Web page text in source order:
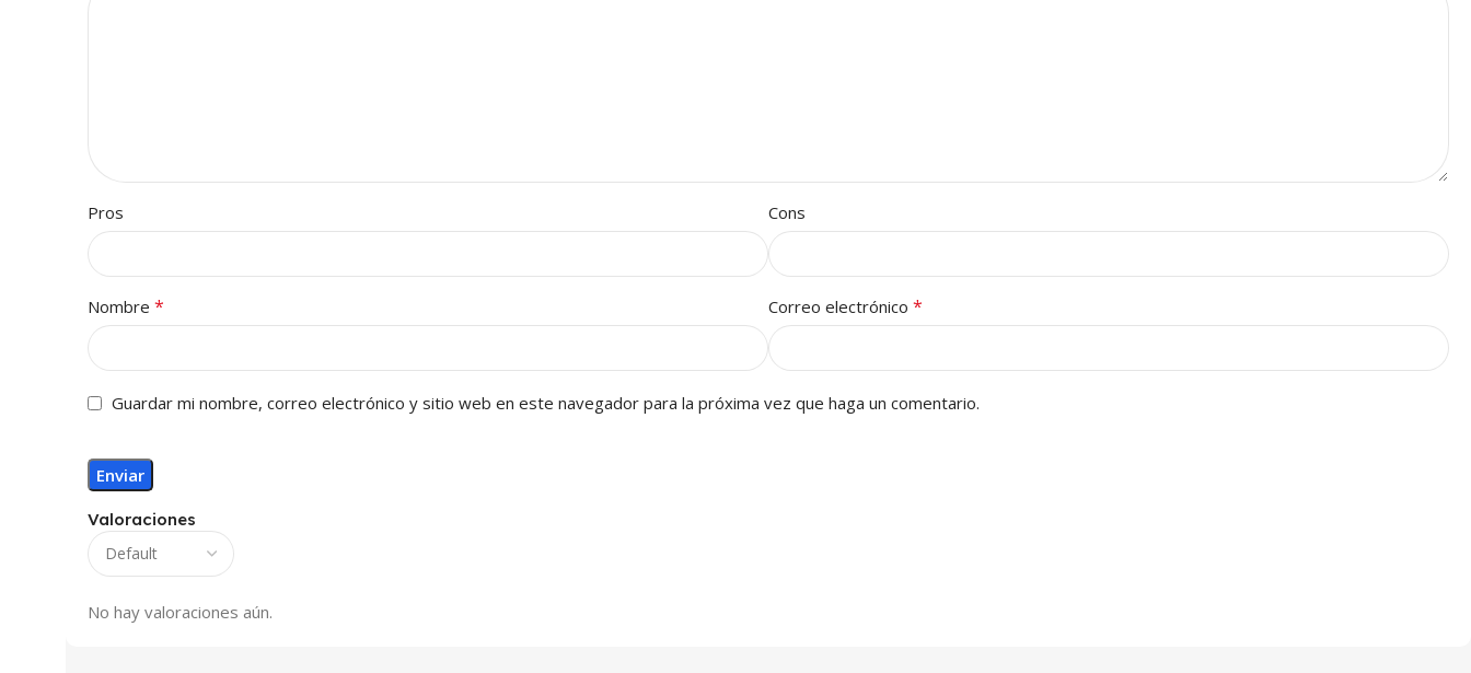
Valoraciones
No hay valoraciones aún.
Pros Cons
Nombre * Correo electrónico *
Guardar mi nombre, correo electrónico y sitio web en este navegador para la próxima vez que haga un comentario.